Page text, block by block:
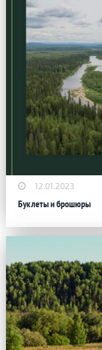
12.01.2023
Буклеты и брошюры